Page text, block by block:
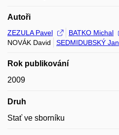
Autoři
ZEZULA Pavel BATKO Michal
NOVÁK David
SEDMIDUBSKÝ Jan
Rok publikování
2009
Druh
Stať ve sborníku